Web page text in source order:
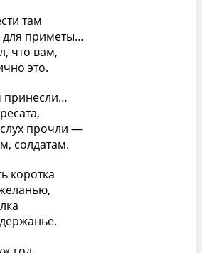
там
приметы…
что вам,
это.
принесли…
прочли —
солдатам.
коротка